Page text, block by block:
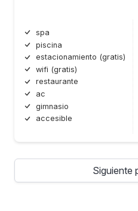
spa
piscina
estacionamiento (gratis)
wifi (gratis)
restaurante
ac
gimnasio
accesible
Siguiente